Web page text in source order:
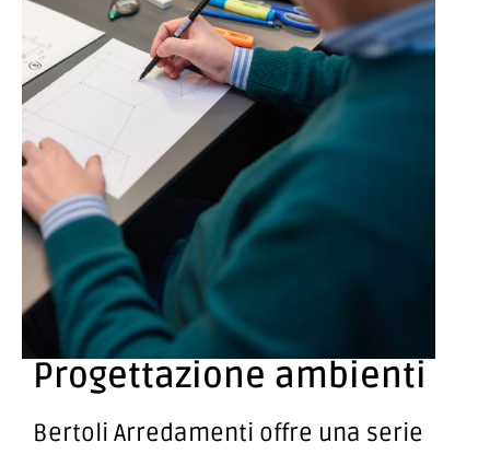
Progettazione ambienti
Bertoli Arredamenti offre una serie